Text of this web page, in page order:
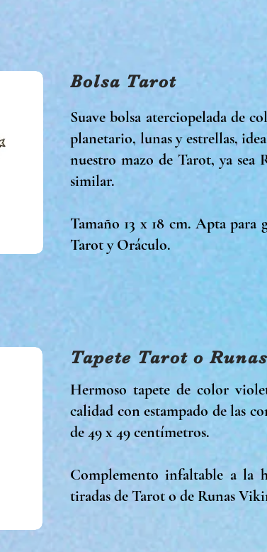
Bolsa Tarot
Suave bolsa aterciopelada de
planetario, lunas y estrellas,
nuestro mazo de Tarot, ya sea
similar.
Tamaño 13 x 18 cm. Apta
Tarot y Oráculo.
Tapete Tarot o Runas
Hermoso tapete de color
calidad con estampado de las
de 49 x 49 centímetros.
Complemento infaltable a la
tiradas de Tarot o de Runas